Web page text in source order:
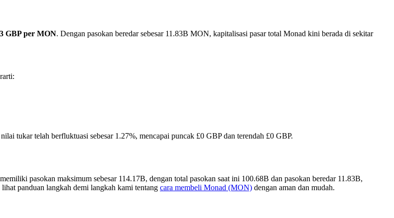
GBP per MON. Dengan pasokan beredar sebesar 11.83B MON, kapitalisasi pasar total Monad kini berada di sekitar
tukar telah berfluktuasi sebesar 1.27%, mencapai puncak £0 GBP dan terendah £0 GBP.
pasokan maksimum sebesar 114.17B, dengan total pasokan saat ini 100.68B dan pasokan beredar 11.83B,
lihat panduan langkah demi langkah kami tentang cara membeli Monad (MON) dengan aman dan mudah.